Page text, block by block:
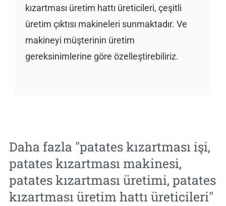
kızartması üretim hattı üreticileri, çeşitli
üretim çıktısı makineleri sunmaktadır. Ve
makineyi müşterinin üretim
gereksinimlerine göre özelleştirebiliriz.
Daha fazla "patates kızartması işi,
patates kızartması makinesi,
patates kızartması üretimi, patates
kızartması üretim hattı üreticileri"